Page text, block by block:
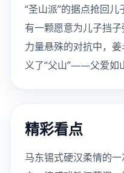
“圣山派”的据点抢回
有一颗愿意为儿子挡
力量悬殊的对抗中，
义了“父山”——父爱如
精彩看点
马东锡式硬汉柔情的